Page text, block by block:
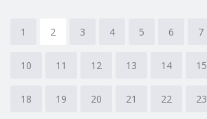
1 2 3 4 5 6 7
10 11 12 13 14 15
18 19 20 21 22 23